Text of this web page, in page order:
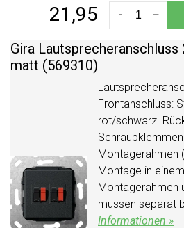
21,95 +
-
Gira
matt (569310)
Frontanschluss:
rot/schwarz.
Montagerahmen
Montage in
Montagerahmen
müssen separat
Informationen »